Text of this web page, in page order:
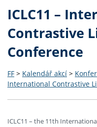
ICLC11 –
Contrastive
Conference
FF > Kalendář akcí >
International Contrastive
ICLC11 – the 11th